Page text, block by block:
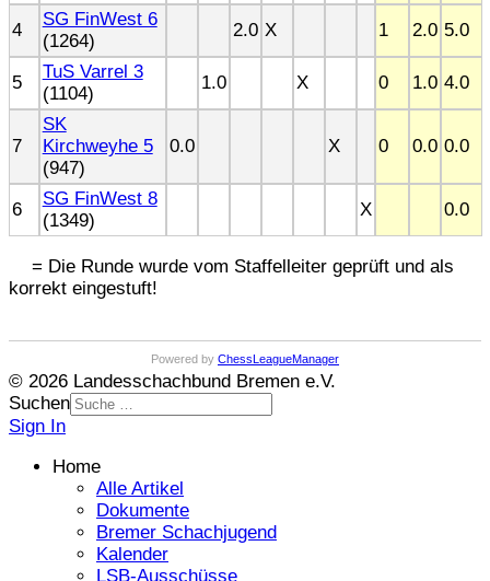
4
SG FinWest 6
(1264)
2.0 X 1 2.0 5.0
5
TuS Varrel 3
(1104)
1.0 X 0 1.0 4.0
7
SK
Kirchweyhe 5
(947)
0.0 X 0 0.0 0.0
6
SG FinWest 8
(1349)
X 0.0
= Die Runde wurde vom Staffelleiter geprüft und als
korrekt eingestuft!
Powered by ChessLeagueManager
© 2026 Landesschachbund Bremen e.V.
Suchen
Sign In
Home
Alle Artikel
Dokumente
Bremer Schachjugend
Kalender
LSB-Ausschüsse